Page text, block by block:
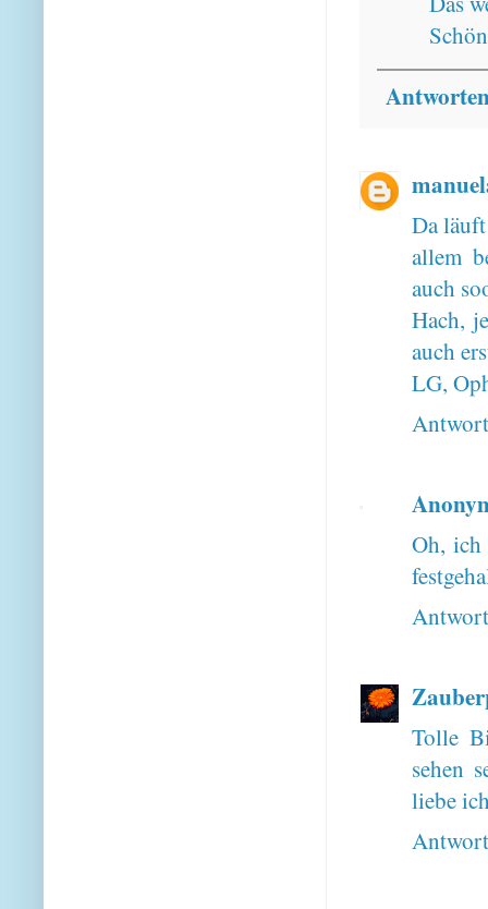
Da
allem
auch
Hach,
auch
LG,
Oh, ich
Tolle
sehen
liebe